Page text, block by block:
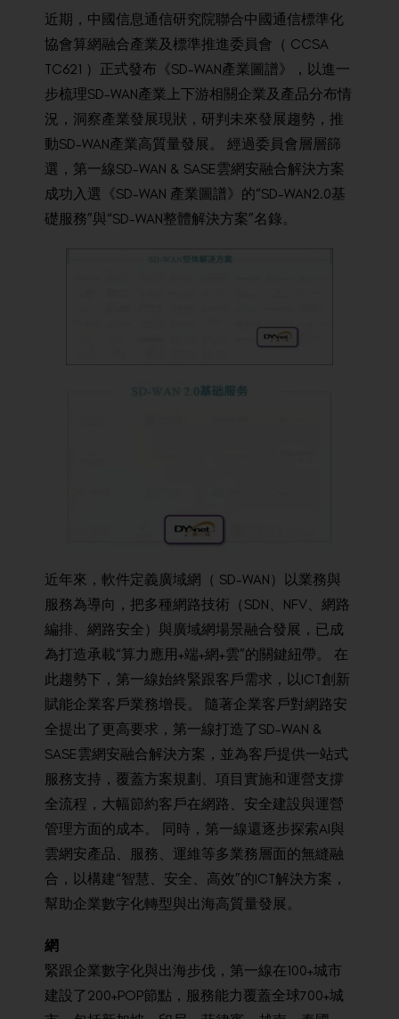
近期 ， 中國信息通信研究院聯合中國 通信標準化
協會算網融合產業及標準推進委員會 （ CCSA
TC621 ） 正式發布 《SD-WAN產業 圖譜》， 以進一
步梳理SD-WAN產業 上下游相關企業及 產品分布情
況 ， 洞察產業發展現狀 ， 研判 未來發展趨勢 ， 推
動SD-WAN產業高質量發展 。 經過委員會層層篩
選 ， 第一線SD-WAN & SASE雲網安融合解決方案
成功 入選 《SD-WAN 產業 圖譜》 的“SD-WAN2.0基
礎服務”與“SD-WAN整體解決方案”名錄。
近年來 ， 軟件定義廣域網 （ SD-WAN ） 以業務與
服務為導向 ， 把多種網路技術 （ SDN、NFV、 網路
編排、 網路安全 ） 與廣域網場景融合發展 ， 已成
為打造承載“算力 應用+端+網+雲”的關鍵紐 帶。
在
此趨 勢下 ， 第一線始終緊跟客戶需求， 以ICT創 新
賦能企業客戶業務增長。 隨著企業客戶對網路安
全提出了更高要求， 第一線打造了 SD-WAN &
SASE雲網安融合解決方案， 並為客戶提供一站式
服務支持， 覆蓋方案規劃、 項 目實施和運營支撐
全流程 ， 大幅節約客戶在網路、 安全建設與運營
管理方面的成本。 同時 ， 第一線 還逐步探索AI與
雲網安產品、 服務、 運維等多業務層面的無縫融
合 ， 以構建“智慧、 安全、 高效”的ICT解決方案 ，
幫助企業數字化轉型與出海高質量發展 。
網
緊跟企業數字化與出海步伐， 第一線在100+城市
建設了 200+POP節點， 服務能力覆蓋全球700+城